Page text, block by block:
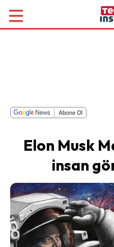
Elon Musk
insan